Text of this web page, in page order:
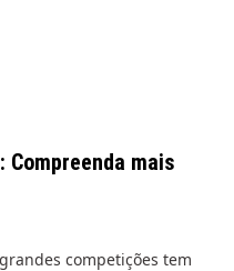
mais
competições tem